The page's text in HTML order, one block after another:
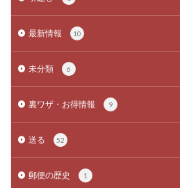
最新情報 10
未分類 6
裏ワザ・お得情報 9
送る 52
郵便の歴史 1